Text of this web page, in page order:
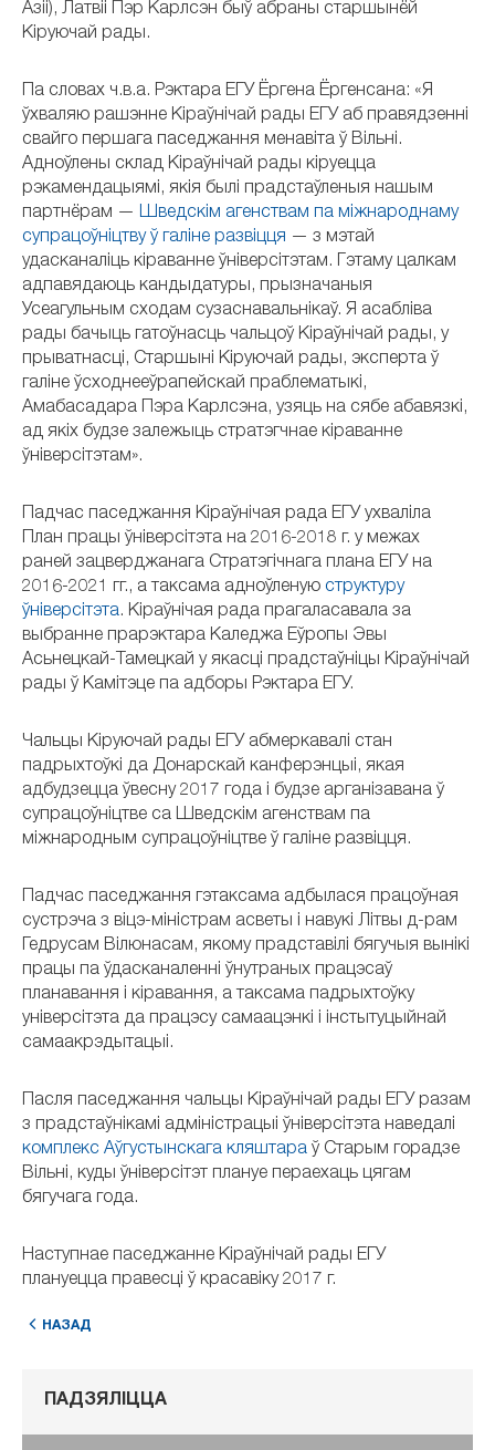
Азіі), Латвіі Пэр Карлсэн быў абраны старшынёй
Кіруючай рады.
Па словах ч.в.а. Рэктара ЕГУ Ёргена Ёргенсана: «Я
ўхваляю рашэнне Кіраўнічай рады ЕГУ аб правядзенні
свайго першага паседжання менавіта ў Вільні.
Адноўлены склад Кіраўнічай рады кіруецца
рэкамендацыямі, якія былі прадстаўленыя нашым
партнёрам — Шведскім агенствам па міжнароднаму
супрацоўніцтву ў галіне развіцця — з мэтай
удасканаліць кіраванне ўніверсітэтам. Гэтаму цалкам
адпавядаюць кандыдатуры, прызначаныя
Усеагульным сходам сузаснавальнікаў. Я асабліва
рады бачыць гатоўнасць чальцоў Кіраўнічай рады, у
прыватнасці, Старшыні Кіруючай рады, эксперта ў
галіне ўсходнееўрапейскай праблематыкі,
Амабасадара Пэра Карлсэна, узяць на сябе абавязкі,
ад якіх будзе залежыць стратэгчнае кіраванне
ўніверсітэтам».
Падчас паседжання Кіраўнічая рада ЕГУ ухваліла
План працы ўніверсітэта на 2016-2018 г. у межах
раней зацверджанага Стратэгічнага плана ЕГУ на
2016-2021 гг., а таксама адноўленую структуру
ўніверсітэта. Кіраўнічая рада прагаласавала за
выбранне прарэктара Каледжа Еўропы Эвы
Асьнецкай-Тамецкай у якасці прадстаўніцы Кіраўнічай
рады ў Камітэце па адборы Рэктара ЕГУ.
Чальцы Кіруючай рады ЕГУ абмеркавалі стан
падрыхтоўкі да Донарскай канферэнцыі, якая
адбудзецца ўвесну 2017 года і будзе арганізавана ў
супрацоўніцтве са Шведскім агенствам па
міжнародным супрацоўніцтве ў галіне развіцця.
Падчас паседжання гэтаксама адбылася працоўная
сустрэча з віцэ-міністрам асветы і навукі Літвы д-рам
Гедрусам Вілюнасам, якому прадставілі бягучыя вынікі
працы па ўдасканаленні ўнутраных працэсаў
планавання і кіравання, а таксама падрыхтоўку
універсітэта да працэсу самаацэнкі і інстытуцыйнай
самаакрэдытацыі.
Пасля паседжання чальцы Кіраўнічай рады ЕГУ разам
з прадстаўнікамі адміністрацыі ўніверсітэта наведалі
комплекс Аўгустынскага кляштара ў Старым горадзе
Вільні, куды ўніверсітэт плануе пераехаць цягам
бягучага года.
Наступнае паседжанне Кіраўнічай рады ЕГУ
плануецца правесці ў красавіку 2017 г.
НАЗАД
ПАДЗЯЛІЦЦА